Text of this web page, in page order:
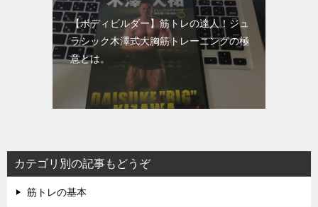
【ボディビルダー】筋トレの達人！ジュ
ラシック木澤式大胸筋トレーニングの極
意とは。
カテゴリ別の記事もどうぞ
筋トレの基本